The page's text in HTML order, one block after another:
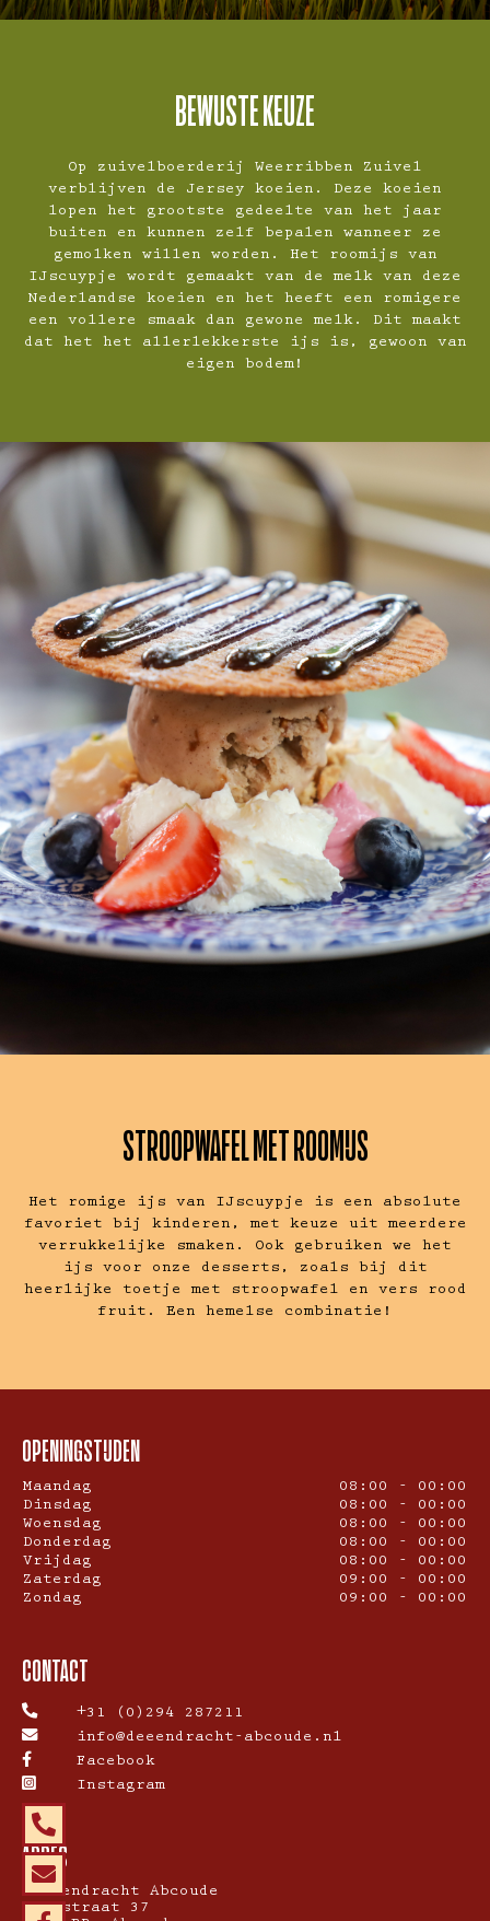
BEWUSTE KEUZE
Op zuivelboerderij Weerribben Zuivel
verblijven de Jersey koeien. Deze koeien
lopen het grootste gedeelte van het jaar
buiten en kunnen zelf bepalen wanneer ze
gemolken willen worden. Het roomijs van
IJscuypje wordt gemaakt van de melk van deze
Nederlandse koeien en het heeft een romigere
een vollere smaak dan gewone melk. Dit maakt
dat het het allerlekkerste ijs is, gewoon van
eigen bodem!
STROOPWAFEL MET ROOMIJS
Het romige ijs van IJscuypje is een absolute
favoriet bij kinderen, met keuze uit meerdere
verrukkelijke smaken. Ook gebruiken we het
ijs voor onze desserts, zoals bij dit
heerlijke toetje met stroopwafel en vers rood
fruit. Een hemelse combinatie!
OPENINGSTIJDEN
Maandag
08:00 - 00:00
Dinsdag
08:00 - 00:00
Woensdag
08:00 - 00:00
Donderdag
08:00 - 00:00
Vrijdag
08:00 - 00:00
Zaterdag
09:00 - 00:00
Zondag
09:00 - 00:00
CONTACT
+31 (0)294 287211
info@deeendracht-abcoude.nl
Facebook
Instagram
ADRES
De Eendracht Abcoude
Hoogstraat 37